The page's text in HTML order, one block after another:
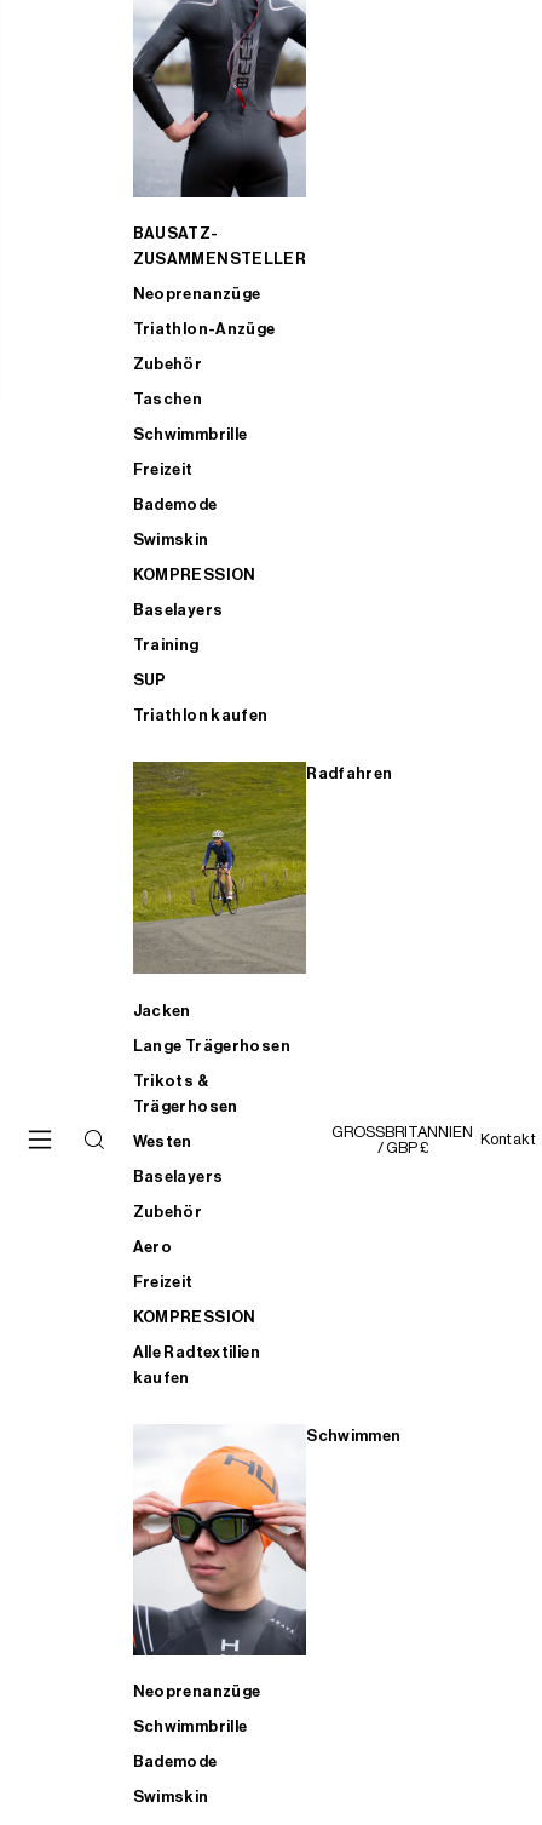
BAUSATZ-
ZUSAMMENSTELLER
Neoprenanzüge
Triathlon-Anzüge
Zubehör
Taschen
Schwimmbrille
Freizeit
Bademode
Swimskin
KOMPRESSION
Baselayers
Training
SUP
Triathlon kaufen
Radfahren
Jacken
Lange Trägerhosen
Trikots &
Trägerhosen
Westen
Baselayers
Zubehör
Aero
Freizeit
KOMPRESSION
Alle Radtextilien
kaufen
Schwimmen
Neoprenanzüge
Schwimmbrille
Bademode
Swimskin
GROSSBRITANNIEN
/ GBP £
Kontakt